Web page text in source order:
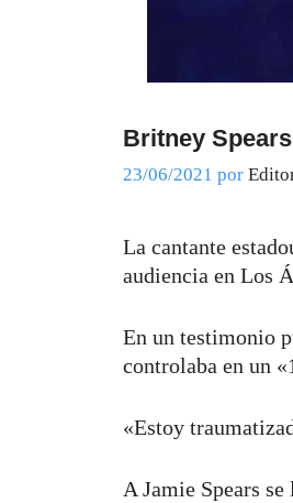
Britney
23/06/2021 por
La cantante
audiencia en Los
En un testimonio
controlaba en un
«Estoy
A Jamie Spears